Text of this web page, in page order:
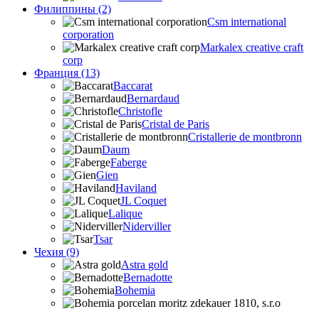
Филиппины (2)
Csm international
corporation
Markalex creative craft
corp
Франция (13)
Baccarat
Bernardaud
Christofle
Cristal de Paris
Cristallerie de montbronn
Daum
Faberge
Gien
Haviland
JL Coquet
Lalique
Niderviller
Tsar
Чехия (9)
Astra gold
Bernadotte
Bohemia